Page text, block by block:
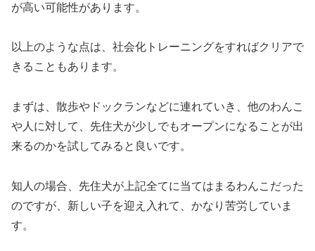
が高い可能性があります。
以上のような点は、社会化トレーニングをすればクリアで
きることもあります。
まずは、散歩やドックランなどに連れていき、他のわんこ
や人に対して、先住犬が少しでもオープンになることが出
来るのかを試してみると良いです。
知人の場合、先住犬が上記全てに当てはまるわんこだった
のですが、新しい子を迎え入れて、かなり苦労していま
す。